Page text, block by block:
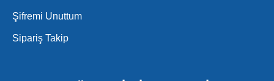
Şifremi Unuttum
Sipariş Takip